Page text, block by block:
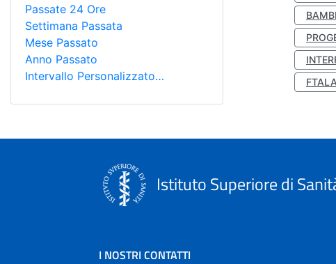
Passate 24 Ore
Settimana Passata
Mese Passato
Anno Passato
Intervallo Personalizzato…
Istituto Superiore di
I NOSTRI CONTATTI